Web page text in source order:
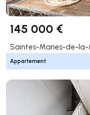
145 000 €
Saintes-Maries-de-la-
Appartement